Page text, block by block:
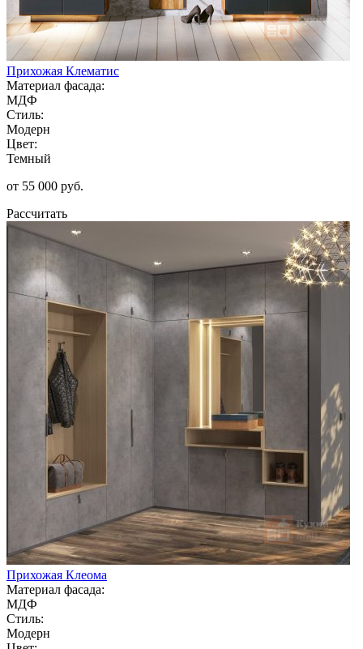
Прихожая Клематис
Материал фасада:
МДФ
Стиль:
Модерн
Цвет:
Темный
от 55 000 руб.
Рассчитать
Прихожая Клеома
Материал фасада:
МДФ
Стиль:
Модерн